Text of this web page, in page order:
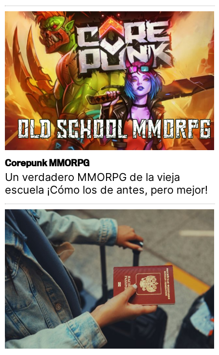
Corepunk MMORPG
Un verdadero MMORPG de la vieja
escuela ¡Cómo los de antes, pero mejor!